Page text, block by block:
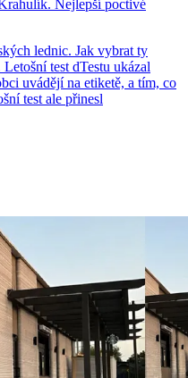
Nejlepší poctivé
lednic. Jak vybrat ty
test dTestu ukázal
uvádějí na etiketě, a tím, co
test ale přinesl